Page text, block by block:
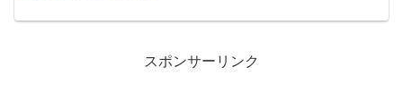
スポンサーリンク